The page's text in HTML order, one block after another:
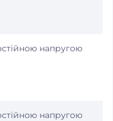
напругою
напругою